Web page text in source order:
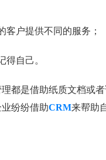
客户提供不同的服务；
得自己。
都是借助纸质文档或
纷纷借助CRM来帮助